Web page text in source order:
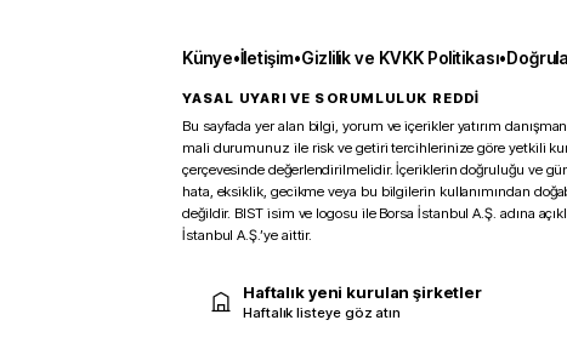
Künye•İletişim•Gizlilik ve KVKK Politikası•
YASAL UYARI VE SORUMLULUK REDDİ
Bu sayfada yer alan bilgi, yorum ve içerikler yatırım
mali durumunuz ile risk ve getiri tercihlerinize göre yetkili
çerçevesinde değerlendirilmelidir. İçeriklerin doğruluğu ve
hata, eksiklik, gecikme veya bu bilgilerin kullanımından
değildir. BIST isim ve logosu ile Borsa İstanbul A.Ş. adına
İstanbul A.Ş.’ye aittir.
Haftalık yeni kurulan şirketler
Haftalık listeye göz atın